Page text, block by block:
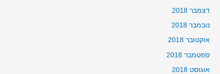
דצמבר 2018
נובמבר 2018
אוקטובר 2018
ספטמבר 2018
אוגוסט 2018